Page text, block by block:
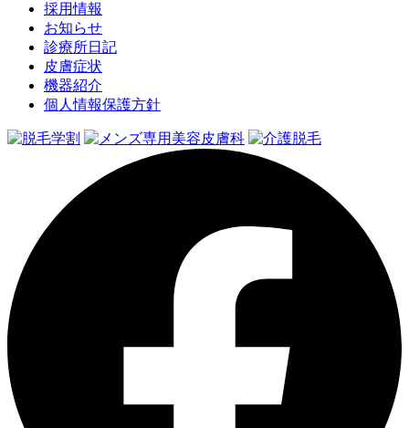
採用情報
お知らせ
診療所日記
皮膚症状
機器紹介
個人情報保護方針